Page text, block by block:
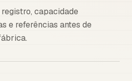
capacidade
e referências antes de